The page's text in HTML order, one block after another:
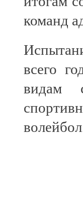
команд
всего
видам